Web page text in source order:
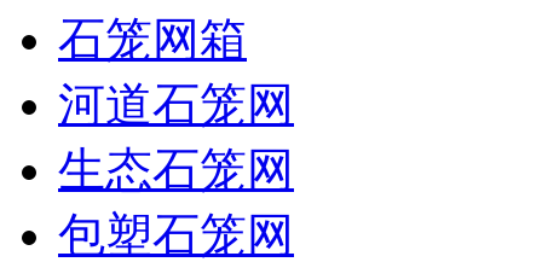
石笼网箱
河道石笼网
生态石笼网
包塑石笼网